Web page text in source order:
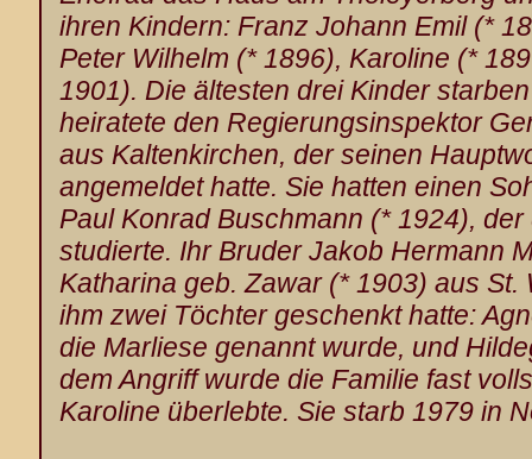
ihren Kindern: Franz Johann Emil (*
Peter Wilhelm (* 1896), Karoline (*
1901). Die ältesten drei Kinder
heiratete den Regierungsinspektor
aus Kaltenkirchen, der seinen
angemeldet hatte. Sie hatten einen
Paul Konrad Buschmann (* 1924),
studierte. Ihr Bruder Jakob Hermann
Katharina geb. Zawar (* 1903) aus St.
ihm zwei Töchter geschenkt hatte:
die Marliese genannt wurde, und
dem Angriff wurde die Familie fast
Karoline überlebte. Sie starb 1979 in